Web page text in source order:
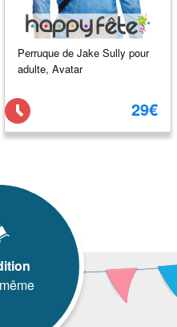
Perruque de Jake Sully pour
adulte, Avatar
29€